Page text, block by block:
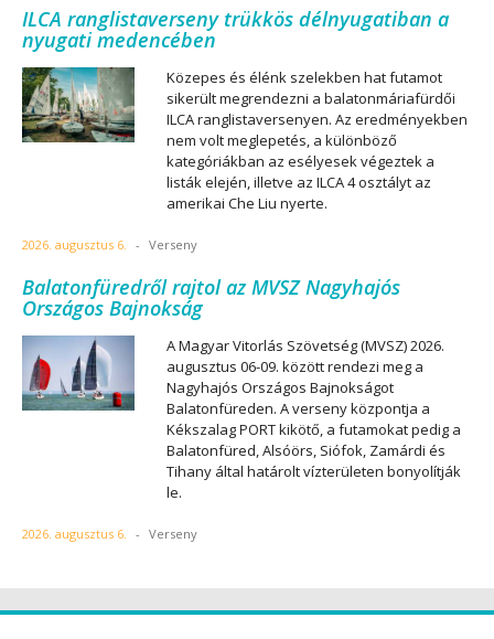
ILCA ranglistaverseny trükkös délnyugatiban a
nyugati medencében
Közepes és élénk szelekben hat futamot
sikerült megrendezni a balatonmáriafürdői
ILCA ranglistaversenyen. Az eredményekben
nem volt meglepetés, a különböző
kategóriákban az esélyesek végeztek a
listák elején, illetve az ILCA 4 osztályt az
amerikai Che Liu nyerte.
2026. augusztus 6. - Verseny
Balatonfüredről rajtol az MVSZ Nagyhajós
Országos Bajnokság
A Magyar Vitorlás Szövetség (MVSZ) 2026.
augusztus 06-09. között rendezi meg a
Nagyhajós Országos Bajnokságot
Balatonfüreden. A verseny központja a
Kékszalag PORT kikötő, a futamokat pedig a
Balatonfüred, Alsóörs, Siófok, Zamárdi és
Tihany által határolt vízterületen bonyolítják
le.
2026. augusztus 6. - Verseny